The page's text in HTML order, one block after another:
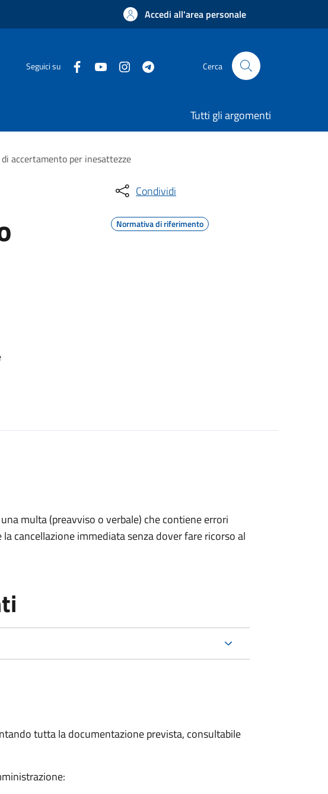
Accedi all'area personale
Seguici su Cerca
Tutti gli argomenti
accertamento per inesattezze
Condividi
Normativa di riferimento
multa (preavviso o verbale) che contiene errori
cancellazione immediata senza dover fare ricorso al
tutta la documentazione prevista, consultabile